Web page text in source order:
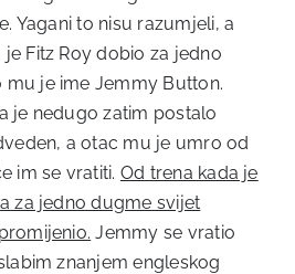
Yagani to nisu razumjeli, a
Fitz Roy dobio za jedno
je ime Jemmy Button.
je nedugo zatim postalo
a otac mu je umro od
im se vratiti. Od trena kada je
za jedno dugme svijet
Jemmy se vratio
znanjem engleskog